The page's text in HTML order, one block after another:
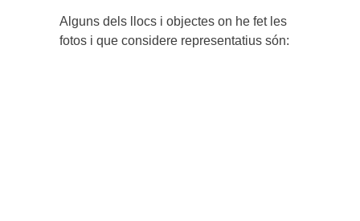
Alguns dels llocs i objectes on he fet les
fotos i que considere representatius són: